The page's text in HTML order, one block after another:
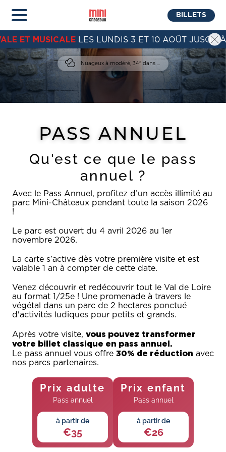
BILLETS
ET MUSICALE LES LUNDIS 3 ET 10 AOÛT
Nuageux à modéré, 34° dans Amboise
PASS ANNUEL
Qu'est ce que le pass
annuel ?
Avec le Pass Annuel, profitez d’un accès illimité au
parc Mini-Châteaux pendant toute la saison 2026
!
Le parc est ouvert du 4 avril 2026 au 1er
novembre 2026.
La carte s’active dès votre première visite et est
valable 1 an à compter de cette date.
Venez découvrir et redécouvrir tout le Val de Loire
au format 1/25e ! Une promenade à travers le
végétal dans un parc de 2 hectares ponctué
d'activités ludiques pour petits et grands.
Après votre visite, vous pouvez transformer
votre billet classique en pass annuel.
Le pass annuel vous offre 30% de réduction avec
nos parcs partenaires.
Prix adulte
Pass annuel
à partir de
€35
Prix enfant
Pass annuel
à partir de
€26